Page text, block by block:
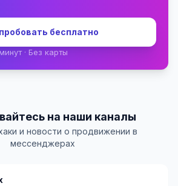
бесплатно
· Без карты
на наши каналы
и новости о продвижении в
мессенджерах